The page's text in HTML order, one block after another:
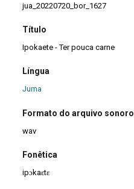
jua_20220720_bor_1627
Título
Ipokaete - Ter pouca carne
Língua
Juma
Formato do arquivo sonoro
wav
Fonêtica
ipɔkaɛtɛ